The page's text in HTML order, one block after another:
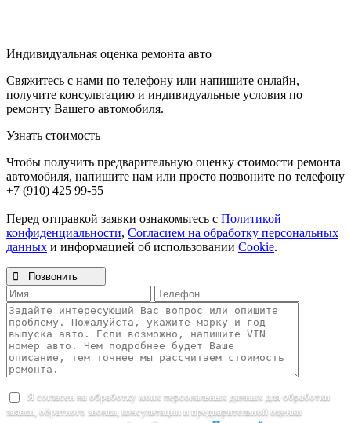
Индивидуальная оценка ремонта авто
Свяжитесь с нами по телефону или напишите онлайн,
получите консультацию и индивидуальные условия по
ремонту Вашего автомобиля.
Узнать стоимость
Чтобы получить предварительную оценку стоимости ремонта
автомобиля, напишите нам или просто позвоните по телефону
+7 (910) 425 99-55
Перед отправкой заявки ознакомьтесь с Политикой
конфиденциальности, Согласием на обработку персональных
данных и информацией об использовании Cookie.
 Позвонить
Я согласен на обработку моих персональных данных для обработки
заявки, обратного звонка, консультации и предварительной оценки